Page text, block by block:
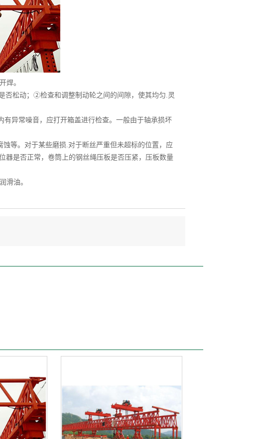
焊。
松动；②检查和调整制动轮之间的间隙，使其均匀.灵
异常噪音，应打开箱盖进行检查。一般由于轴承损坏
等。对于某些磨损.对于断丝严重但未超标的位置，应
器是否正常，卷筒上的钢丝绳压板是否压紧，压板数量
滑油。